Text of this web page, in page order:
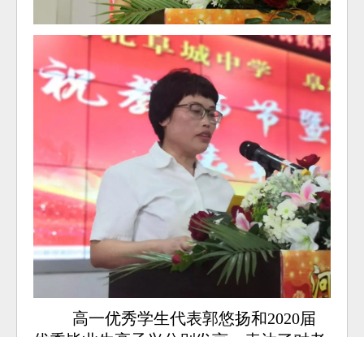
高一优秀学生代表郭悠扬和2020届